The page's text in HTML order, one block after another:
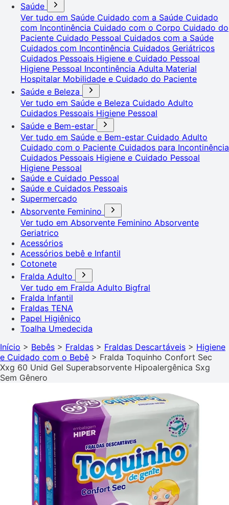
Saúde
Ver tudo em Saúde Cuidado com a Saúde Cuidado
com Incontinência Cuidado com o Corpo Cuidado do
Paciente Cuidado Pessoal Cuidados com a Saúde
Cuidados com Incontinência Cuidados Geriátricos
Cuidados Pessoais Higiene e Cuidado Pessoal
Higiene Pessoal Incontinência Adulta Material
Hospitalar Mobilidade e Cuidado do Paciente
Saúde e Beleza
Ver tudo em Saúde e Beleza Cuidado Adulto
Cuidados Pessoais Higiene Pessoal
Saúde e Bem-estar
Ver tudo em Saúde e Bem-estar Cuidado Adulto
Cuidado com o Paciente Cuidados para Incontinência
Cuidados Pessoais Higiene e Cuidado Pessoal
Higiene Pessoal
Saúde e Cuidado Pessoal
Saúde e Cuidados Pessoais
Supermercado
Absorvente Feminino
Ver tudo em Absorvente Feminino Absorvente
Geriatrico
Acessórios
Acessórios bebê e Infantil
Cotonete
Fralda Adulto
Ver tudo em Fralda Adulto Bigfral
Fralda Infantil
Fraldas TENA
Papel Higiênico
Toalha Umedecida
Início > Bebês > Fraldas > Fraldas Descartáveis > Higiene
e Cuidado com o Bebê > Fralda Toquinho Confort Sec
Xxg 60 Unid Gel Superabsorvente Hipoalergênica Sxg
Sem Gênero